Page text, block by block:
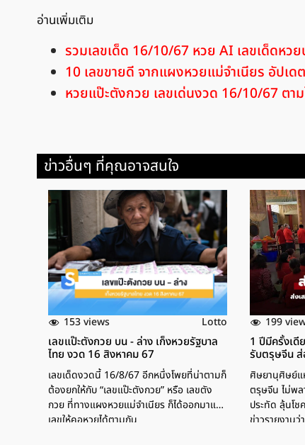
อ่านเพิ่มเติม
รวมเลขเด็ด 16/10/67 หวย AI เลขเด็ดห
10 เลขขายดี จากแผงหวยแม่จำเนียร อัปเ
หวยแป๊ะตังกวย เลขเด่นงวด 16/10/67 ตาม
ข่าวอื่นๆ ที่คุณอาจสนใจ
153 views Lotto
เลขแป๊ะตังกวย บน - ล่าง เก็งหวยรัฐบาล
ไทย งวด 16 สิงหาคม 67
เลขเด็ดงวดนี้ 16/8/67 อีกหนึ่งโพยที่น่าตามก็
ต้องยกให้กับ “เลขแป๊ะตังกวย” หรือ เลขตัง
กวย ที่ทางแผงหวยแม่จำเนียร ก็ได้ออกมาแชร์
เลขให้คอหวยได้ตามกัน
199
1 ปีมีครั้งเดี
รับตรุษจีน ส่
ศิษยานุศิษย์แ
ตรุษจีน ไม่พล
ประทัด ลุ้นโ
ข่าวรายงาน